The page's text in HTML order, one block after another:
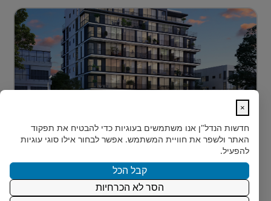
בלב הצפון-הישן של תל אביב, במרחק דקות הליכה ספורות
מהלוקיישנים האייקוניים ביותר בעיר, מציעה Rozio
SELECTED - מותג הי?...
15.12.2024 קרא עוד
×
חדשות הנדל"ן אנו משתמשים בעוגיות כדי להבטיח את תפקוד
האתר ולשפר את חוויית המשתמש. אפשר לבחור אילו סוגי עוגיות
להפעיל.
קבל הכל
הסר לא הכרחיות